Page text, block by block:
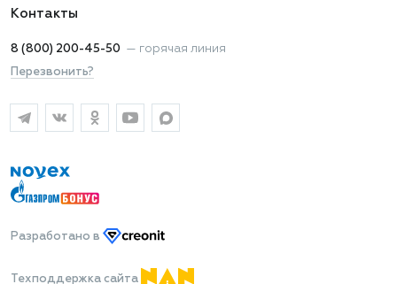
Контакты
8 (800) 200-45-50 — горячая линия
Перезвонить?
Разработано в
Техподдержка сайта